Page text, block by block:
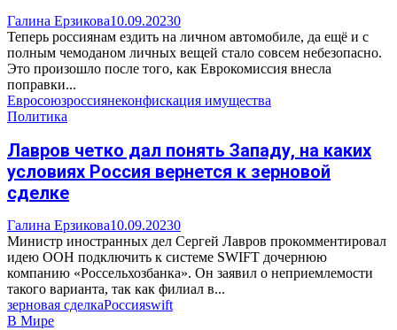
Галина Ерзикова10.09.20230
Теперь россиянам ездить на личном автомобиле, да ещё и с
полным чемоданом личных вещей стало совсем небезопасно.
Это произошло после того, как Еврокомиссия внесла
поправки...
Евросоюзроссиянеконфискация имущества
Политика
Лавров четко дал понять Западу, на каких
условиях Россия вернется к зерновой
сделке
Галина Ерзикова10.09.20230
Министр иностранных дел Сергей Лавров прокомментировал
идею ООН подключить к системе SWIFT дочернюю
компанию «Россельхозбанка». Он заявил о неприемлемости
такого варианта, так как филиал в...
зерновая сделкаРоссияswift
В Мире